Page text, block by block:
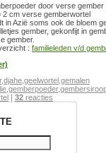
door verse gember
2 cm verse gemberwortel
in Azië soms ook de bloem
gember, gekonfijt in
gember.
: familieleden v/d
,djahe geelwortel gemalen
gemberpoeder,
| 32 reacties